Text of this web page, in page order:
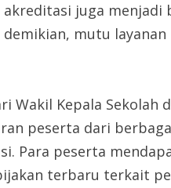
juga menjadi
mutu
Wakil Kepala Sekolah
peserta dari
Para peserta
terbaru terkait